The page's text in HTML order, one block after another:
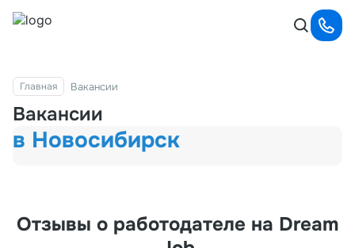
Главная Вакансии
Вакансии
в Новосибирск
Отзывы о работодателе на Dream